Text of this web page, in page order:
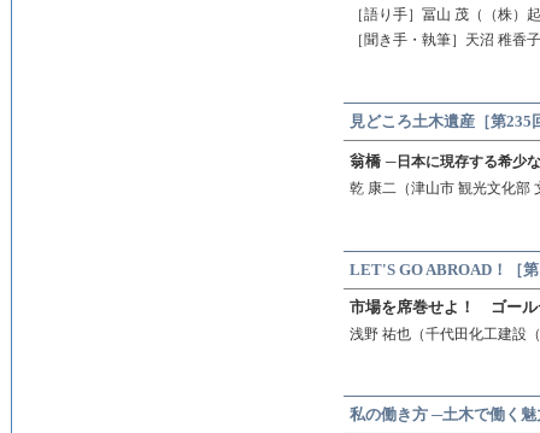
［語り手］冨山 茂（（株）
［聞き手・執筆］天沼 稚香
見どころ土木遺産［第235
翁橋 ─日本に現存する希少
乾 康二（津山市 観光文化部
LET'S GO ABROAD！［
市場を席巻せよ！ ゴール
浅野 祐也（千代田化工建設
私の働き方 ─土木で働く